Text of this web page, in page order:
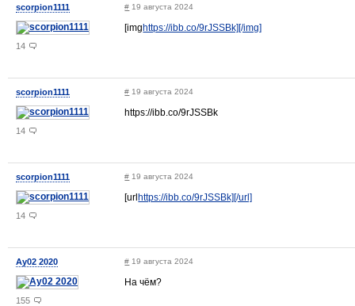
scorpion1111
14
# 19 августа 2024
[imghttps://ibb.co/9rJSSBk][/img]
scorpion1111
14
# 19 августа 2024
https://ibb.co/9rJSSBk
scorpion1111
14
# 19 августа 2024
[url https://ibb.co/9rJSSBk][/url]
Ау02 2020
155
# 19 августа 2024
На чём?